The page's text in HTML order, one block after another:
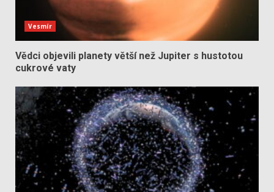
Vesmír
Vědci objevili planety větší než Jupiter s hustotou
cukrové vaty